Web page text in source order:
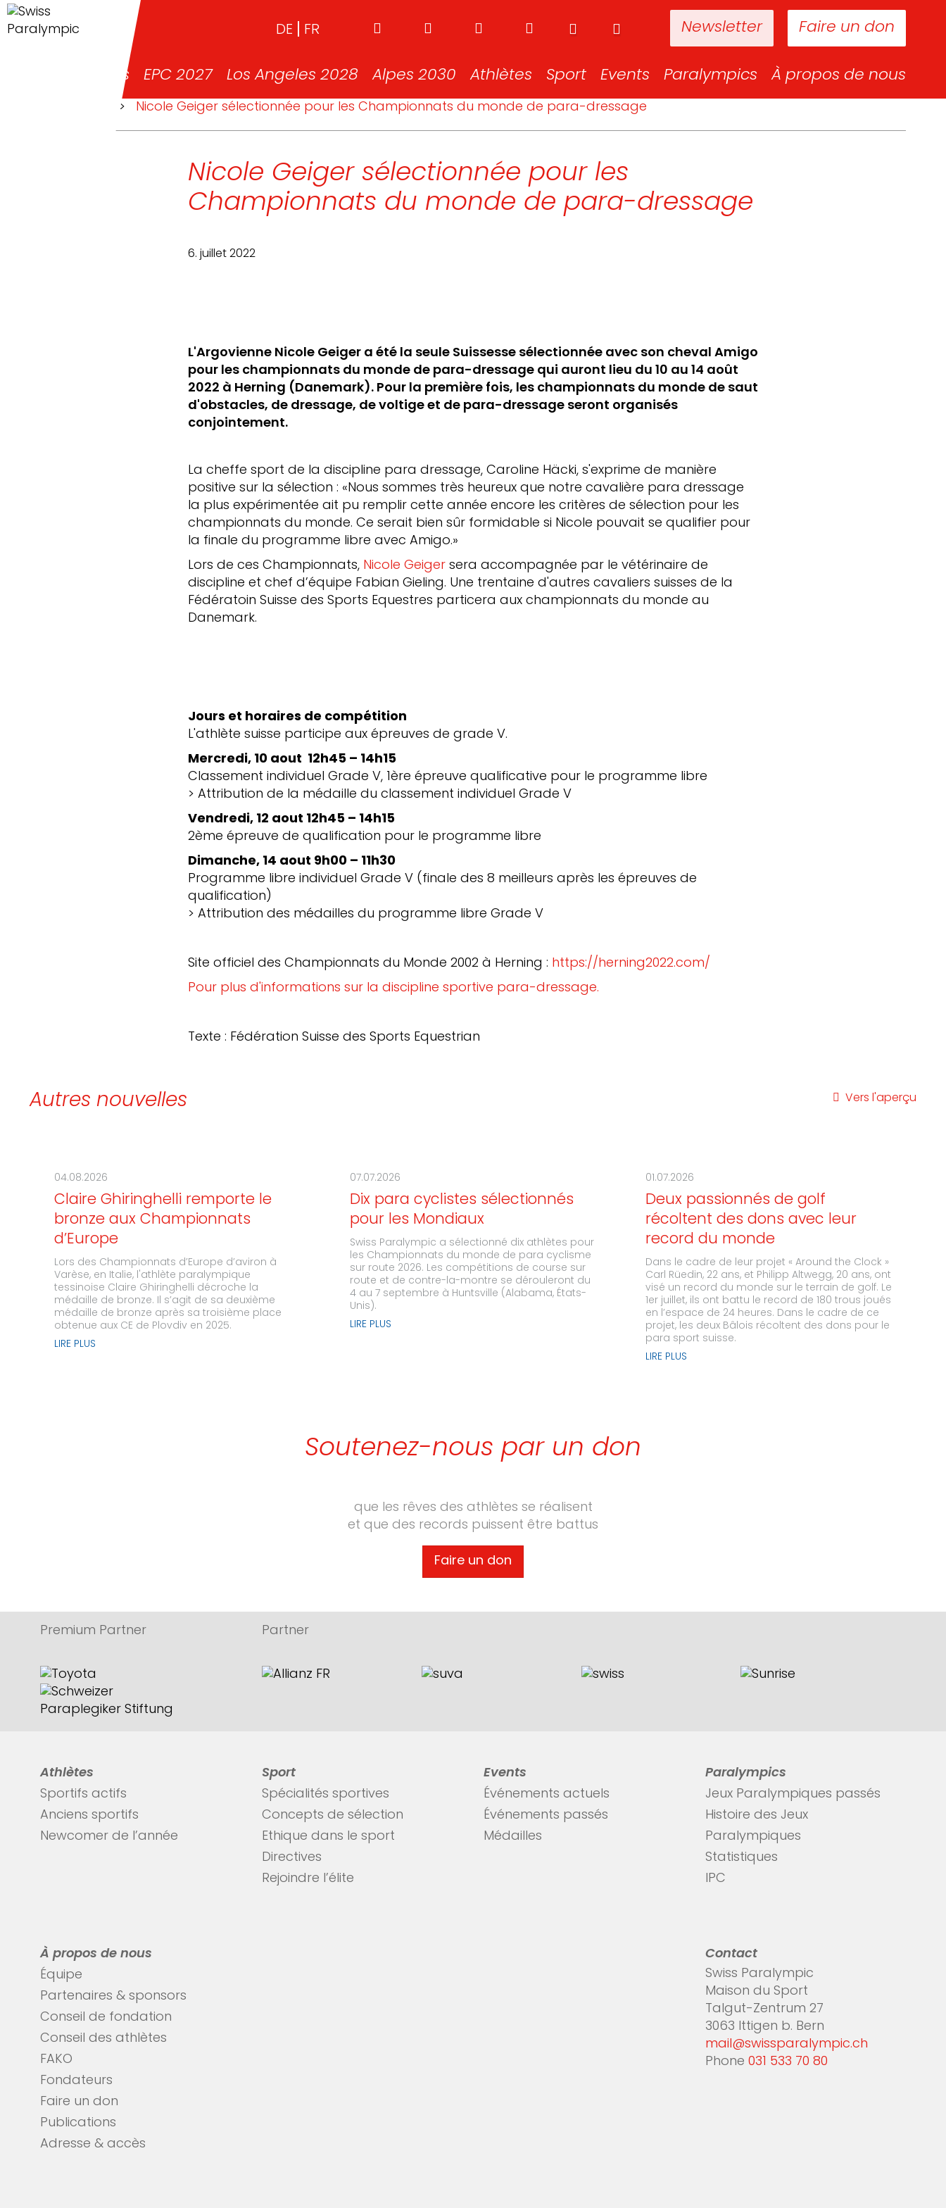
Faire un don
Newsletter
DE FR
News EPC 2027 Los Angeles 2028 Alpes 2030 Athlètes Sport Events Paralympics À propos de nous
> Nicole Geiger sélectionnée pour les Championnats du monde de para-dressage
Nicole Geiger sélectionnée pour les
Championnats du monde de para-dressage
6. juillet 2022
L'Argovienne Nicole Geiger a été la seule Suissesse sélectionnée avec son cheval Amigo
pour les championnats du monde de para-dressage qui auront lieu du 10 au 14 août
2022 à Herning (Danemark). Pour la première fois, les championnats du monde de saut
d'obstacles, de dressage, de voltige et de para-dressage seront organisés
conjointement.
La cheffe sport de la discipline para dressage, Caroline Häcki, s'exprime de manière
positive sur la sélection : «Nous sommes très heureux que notre cavalière para dressage
la plus expérimentée ait pu remplir cette année encore les critères de sélection pour les
championnats du monde. Ce serait bien sûr formidable si Nicole pouvait se qualifier pour
la finale du programme libre avec Amigo.»
Lors de ces Championnats, Nicole Geiger sera accompagnée par le vétérinaire de
discipline et chef d’équipe Fabian Gieling. Une trentaine d'autres cavaliers suisses de la
Fédératoin Suisse des Sports Equestres particera aux championnats du monde au
Danemark.
Jours et horaires de compétition
L'athlète suisse participe aux épreuves de grade V.
Mercredi, 10 aout 12h45 – 14h15
Classement individuel Grade V, 1ère épreuve qualificative pour le programme libre
> Attribution de la médaille du classement individuel Grade V
Vendredi, 12 aout 12h45 – 14h15
2ème épreuve de qualification pour le programme libre
Dimanche, 14 aout 9h00 – 11h30
Programme libre individuel Grade V (finale des 8 meilleurs après les épreuves de
qualification)
> Attribution des médailles du programme libre Grade V
Site officiel des Championnats du Monde 2002 à Herning : https://herning2022.com/
Pour plus d'informations sur la discipline sportive para-dressage.
Texte : Fédération Suisse des Sports Equestrian
Vers l'aperçu
Autres nouvelles
04.08.2026
Claire Ghiringhelli remporte le
bronze aux Championnats
d’Europe
Lors des Championnats d’Europe d’aviron à
Varèse, en Italie, l'athlète paralympique
tessinoise Claire Ghiringhelli décroche la
médaille de bronze. Il s’agit de sa deuxième
médaille de bronze après sa troisième place
obtenue aux CE de Plovdiv en 2025.
LIRE PLUS
07.07.2026
Dix para cyclistes sélectionnés
pour les Mondiaux
Swiss Paralympic a sélectionné dix athlètes pour
les Championnats du monde de para cyclisme
sur route 2026. Les compétitions de course sur
route et de contre-la-montre se dérouleront du
4 au 7 septembre à Huntsville (Alabama, États-
Unis).
LIRE PLUS
01.07.2026
Deux passionnés de golf
récoltent des dons avec leur
record du monde
Dans le cadre de leur projet « Around the Clock »
Carl Rüedin, 22 ans, et Philipp Altwegg, 20 ans, ont
visé un record du monde sur le terrain de golf. Le
1er juillet, ils ont battu le record de 180 trous joués
en l’espace de 24 heures. Dans le cadre de ce
projet, les deux Bâlois récoltent des dons pour le
para sport suisse.
LIRE PLUS
Soutenez-nous par un don
que les rêves des athlètes se réalisent
et que des records puissent être battus
Faire un don
Premium Partner Partner
Athlètes
Sportifs actifs
Anciens sportifs
Newcomer de l’année
Sport
Spécialités sportives
Concepts de sélection
Ethique dans le sport
Directives
Rejoindre l’élite
Events
Événements actuels
Événements passés
Médailles
Paralympics
Jeux Paralympiques passés
Histoire des Jeux
Paralympiques
Statistiques
IPC
À propos de nous
Équipe
Partenaires & sponsors
Conseil de fondation
Conseil des athlètes
FAKO
Fondateurs
Faire un don
Publications
Adresse & accès
Contact
Swiss Paralympic
Maison du Sport
Talgut-Zentrum 27
3063 Ittigen b. Bern
mail@swissparalympic.ch
Phone 031 533 70 80